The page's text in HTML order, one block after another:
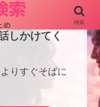
しかけてく
りすぐそばに
検索